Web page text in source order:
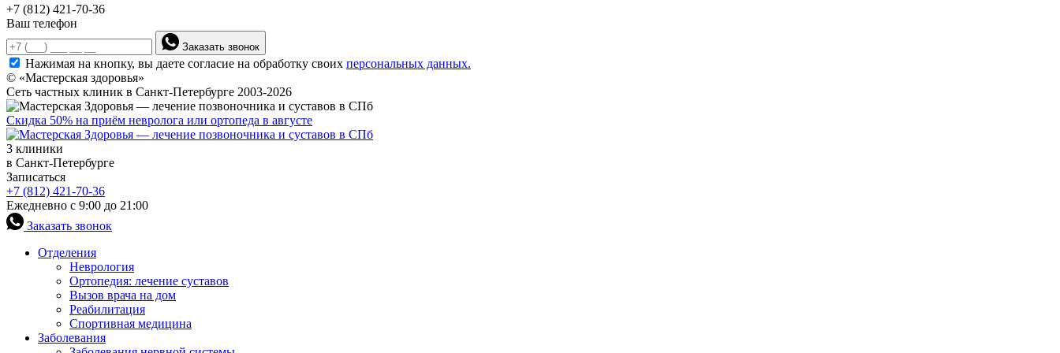
+7 (812) 421-70-36
Ваш телефон
Заказать звонок
Нажимая на кнопку, вы даете согласие на обработку своих персональных данных.
© «Мастерская здоровья»
Сеть частных клиник в Санкт-Петербурге 2003-2026
Скидка 50% на приём невролога или ортопеда в августе
3 клиники
в Санкт-Петербурге
Записаться
+7 (812) 421-70-36
Ежедневно с 9:00 до 21:00
Заказать звонок
Отделения
Неврология
Ортопедия: лечение суставов
Вызов врача на дом
Реабилитация
Спортивная медицина
Заболевания